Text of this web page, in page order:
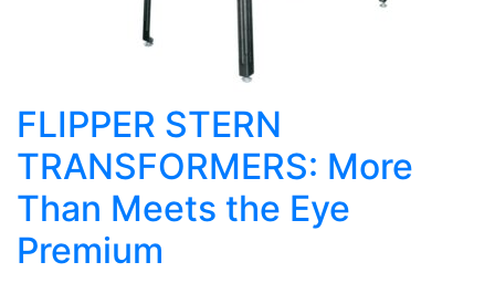
FLIPPER STERN
TRANSFORMERS: More
Than Meets the Eye
Premium